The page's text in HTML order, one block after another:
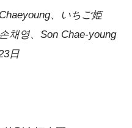
、いちご姫
채영、Son Chae-young
日